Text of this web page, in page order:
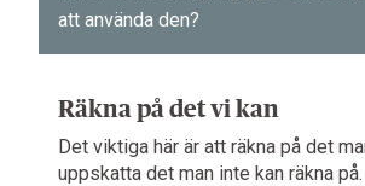
att använda den?
Räkna på det vi kan
Det viktiga här är att räkna på det
uppskatta det man inte kan räkna